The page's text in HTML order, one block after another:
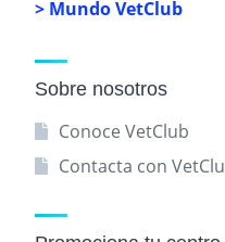
> Mundo VetClub
Sobre nosotros
Conoce VetClub
Contacta con